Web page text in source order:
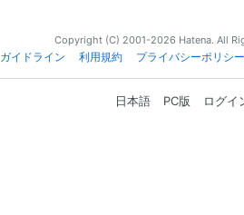
Copyright (C) 2001-2026 Hatena. All
ガイドライン 利用規約 プライバシーポリシー
日本語 PC版 ログイ